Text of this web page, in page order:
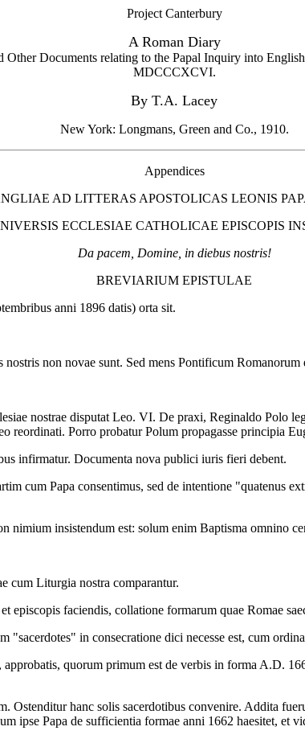
Project Canterbury
A Roman Diary
Other Documents relating to the Papal Inquiry into
MDCCCXCVI.
By T.A. Lacey
New York: Longmans, Green and Co., 1910.
Appendices
AD LITTERAS APOSTOLICAS LEONIS
ECCLESIAE CATHOLICAE EPISCOPIS
Da pacem, Domine, in diebus nostris!
BREVIARIUM EPISTULAE
anni 1896 datis) orta sit.
non novae sunt. Sed mens Pontificum Romanorum
nostrae disputat Leo. VI. De praxi, Reginaldo Polo
reordinati. Porro probatur Polum propagasse principia
infirmatur. Documenta nova publici iuris fieri debent.
cum Papa consentimus, sed de intentione "quatenus
nimium insistendum est: solum enim Baptisma omnino
cum Liturgia nostra comparantur.
episcopis faciendis, collatione formarum quae Romae
in consecratione dici necesse est, cum
quorum primum est de verbis in forma A.D.
Ostenditur hanc solis sacerdotibus convenire. Addita
ipse Papa de sufficientia formae anni 1662 haesitet, et